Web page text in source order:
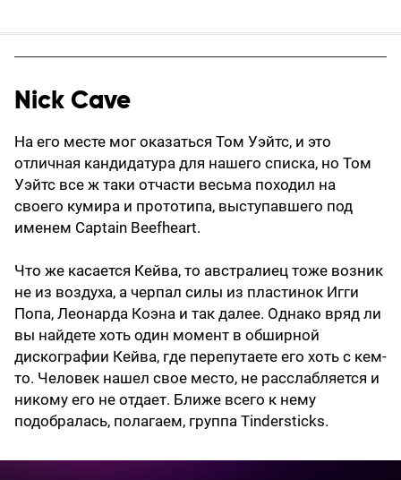
Nick Cave
На его месте мог оказаться Том Уэйтс, и это
отличная кандидатура для нашего списка, но Том
Уэйтс все ж таки отчасти весьма походил на
своего кумира и прототипа, выступавшего под
именем Captain Beefheart.
Что же касается Кейва, то австралиец тоже возник
не из воздуха, а черпал силы из пластинок Игги
Попа, Леонарда Коэна и так далее. Однако вряд ли
вы найдете хоть один момент в обширной
дискографии Кейва, где перепутаете его хоть с кем-
то. Человек нашел свое место, не расслабляется и
никому его не отдает. Ближе всего к нему
подобралась, полагаем, группа Tindersticks.